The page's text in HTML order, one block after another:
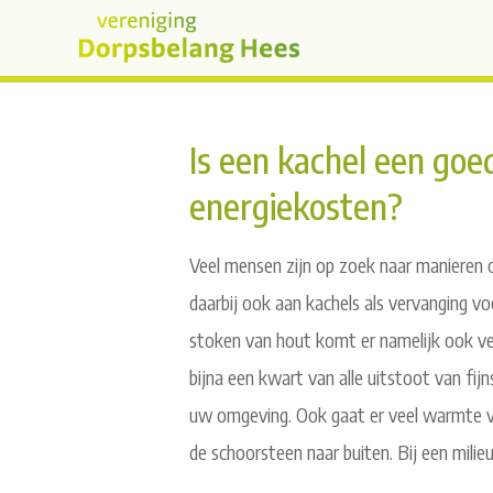
Is een kachel een
energiekosten?
Veel mensen zijn op zoek naar
daarbij ook aan kachels als vervanging
stoken van hout komt er namelijk ook
bijna een kwart van alle uitstoot van
uw omgeving. Ook gaat er veel warmte
de schoorsteen naar buiten. Bij een